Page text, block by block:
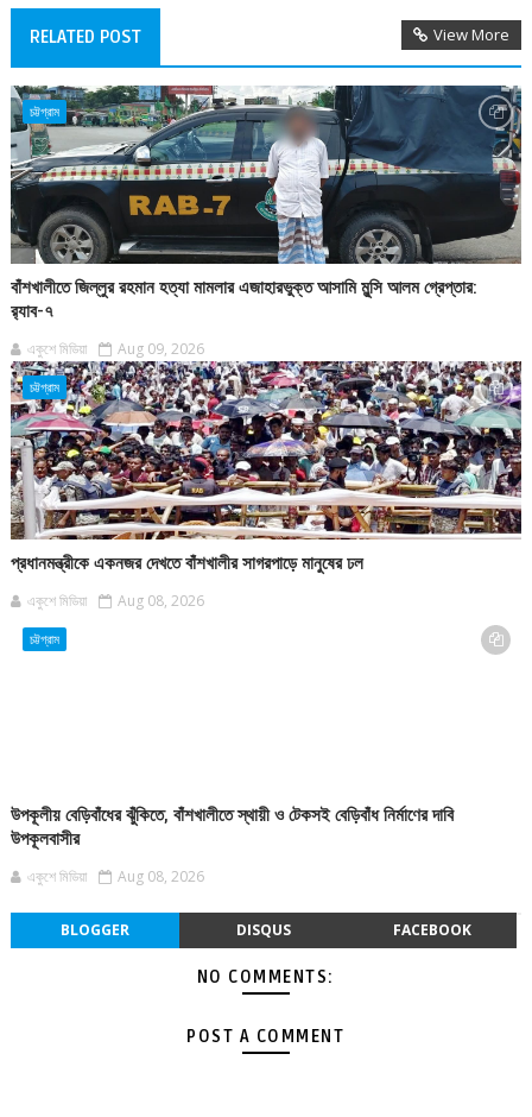
RELATED POST View More
চট্টগ্রাম
বাঁশখালীতে জিল্লুর রহমান হত্যা মামলার এজাহারভুক্ত আসামি মুন্সি আলম গ্রেপ্তার:
র‍্যাব-৭
একুশে মিডিয়া Aug 09, 2026
চট্টগ্রাম
প্রধানমন্ত্রীকে একনজর দেখতে বাঁশখালীর সাগরপাড়ে মানুষের ঢল
একুশে মিডিয়া Aug 08, 2026
চট্টগ্রাম
উপকূলীয় বেড়িবাঁধের ঝুঁকিতে, বাঁশখালীতে স্থায়ী ও টেকসই বেড়িবাঁধ নির্মাণের দাবি
উপকূলবাসীর
একুশে মিডিয়া Aug 08, 2026
BLOGGER DISQUS FACEBOOK
NO COMMENTS:
POST A COMMENT